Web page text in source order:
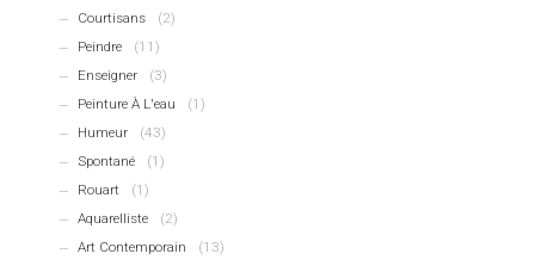
Courtisans
(2)
Peindre
(11)
Enseigner
(3)
Peinture À L'eau
(1)
Humeur
(43)
Spontané
(1)
Rouart
(1)
Aquarelliste
(2)
Art Contemporain
(13)